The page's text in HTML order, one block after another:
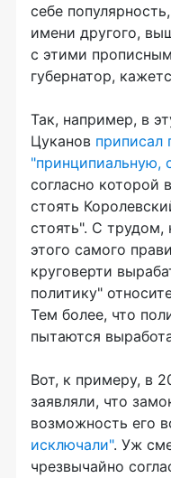
себе
имени другого,
с этими
губернатор,
Так, например, в
Цуканов приписал
"принципиальную,
согласно которой
стоять
стоять". С трудом,
этого самого
круговерти
политику"
Тем более, что
пытаются
Вот, к примеру, в
заявляли, что
возможность его
исключали". Уж
чрезвычайно